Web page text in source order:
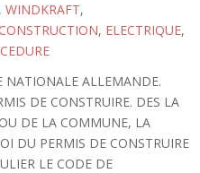
WINDKRAFT,
CONSTRUCTION, ELECTRIQUE,
NATIONALE ALLEMANDE.
DE CONSTRUIRE. DES LA
DE LA COMMUNE, LA
DU PERMIS DE CONSTRUIRE
LE CODE DE